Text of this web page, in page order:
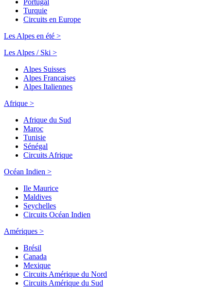
Portugal
Turquie
Circuits en Europe
Les Alpes en été >
Les Alpes / Ski >
Alpes Suisses
Alpes Francaises
Alpes Italiennes
Afrique >
Afrique du Sud
Maroc
Tunisie
Sénégal
Circuits Afrique
Océan Indien >
Ile Maurice
Maldives
Seychelles
Circuits Océan Indien
Amériques >
Brésil
Canada
Mexique
Circuits Amérique du Nord
Circuits Amérique du Sud